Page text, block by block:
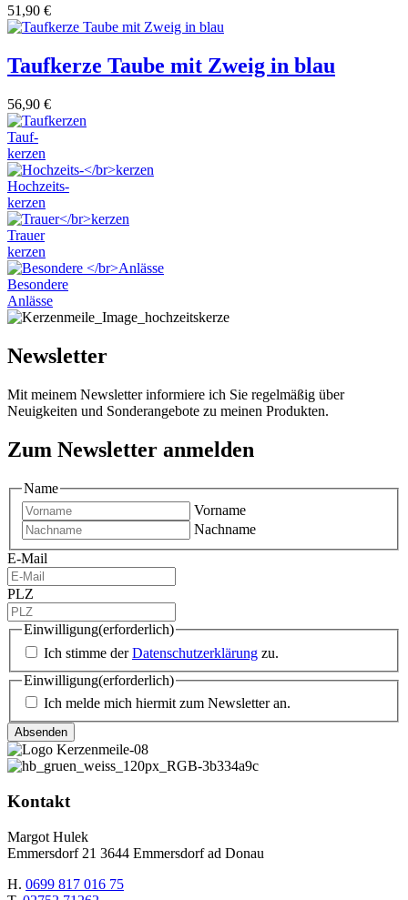
51,90 €
Taufkerze Taube mit Zweig in blau
56,90 €
Tauf-
kerzen
Hochzeits-
kerzen
Trauer
kerzen
Besondere
Anlässe
Newsletter
Mit meinem Newsletter informiere ich Sie regelmäßig über
Neuigkeiten und Sonderangebote zu meinen Produkten.
Zum Newsletter anmelden
Name
Vorname
Nachname
E-Mail
PLZ
Einwilligung(erforderlich)
Ich stimme derDatenschutzerklärung zu.
Einwilligung(erforderlich)
Ich melde mich hiermit zum Newsletter an.
Kontakt
Margot Hulek
Emmersdorf 21 3644 Emmersdorf ad Donau
H. 0699 817 016 75